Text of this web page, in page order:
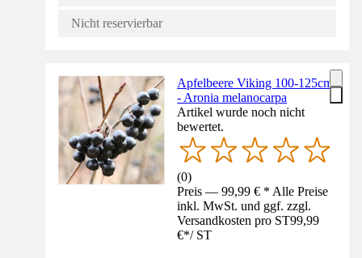
Nicht reservierbar
Apfelbeere Viking 100-125cm
- Aronia melanocarpa
Artikel wurde noch nicht
bewertet.
(0)
Preis — 99,99 € * Alle Preise
inkl. MwSt. und ggf. zzgl.
Versandkosten pro ST99,99
€*/ ST